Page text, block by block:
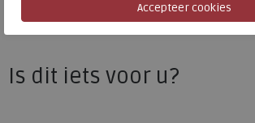
Wolky sneakers / veterschoenen
Is dit iets voor u?